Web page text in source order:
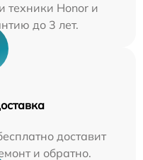
техники Honor и
до 3 лет.
доставит
и обратно.